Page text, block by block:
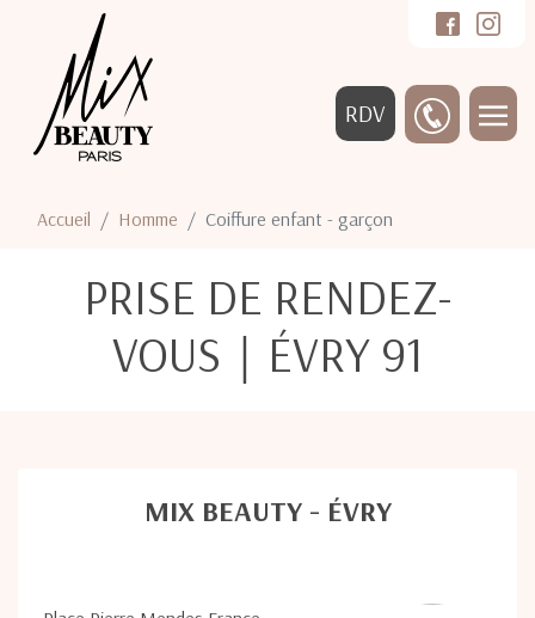
RDV
Accueil Homme Coiffure enfant - garçon
PRISE DE RENDEZ-
VOUS｜ÉVRY 91
MIX BEAUTY - ÉVRY